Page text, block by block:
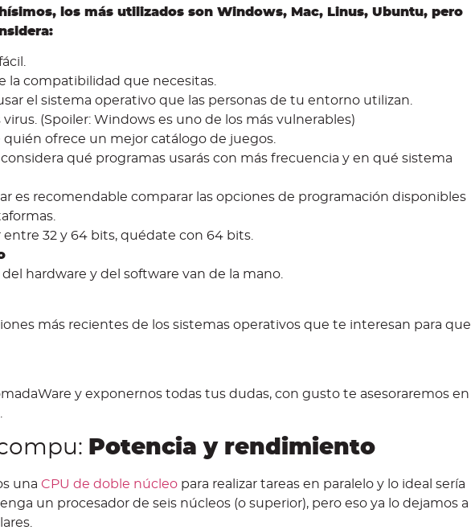
los más utilizados son Windows, Mac, Linus, Ubuntu, pero
la compatibilidad que necesitas.
el sistema operativo que las personas de tu entorno utilizan.
(Spoiler: Windows es uno de los más vulnerables)
quién ofrece un mejor catálogo de juegos.
qué programas usarás con más frecuencia y en qué sistema
es recomendable comparar las opciones de programación disponibles
entre 32 y 64 bits, quédate con 64 bits.
hardware y del software van de la mano.
más recientes de los sistemas operativos que te interesan para que
y exponernos todas tus dudas, con gusto te asesoraremos en
Potencia y rendimiento
una CPU de doble núcleo para realizar tareas en paralelo y lo ideal sería
un procesador de seis núcleos (o superior), pero eso ya lo dejamos a